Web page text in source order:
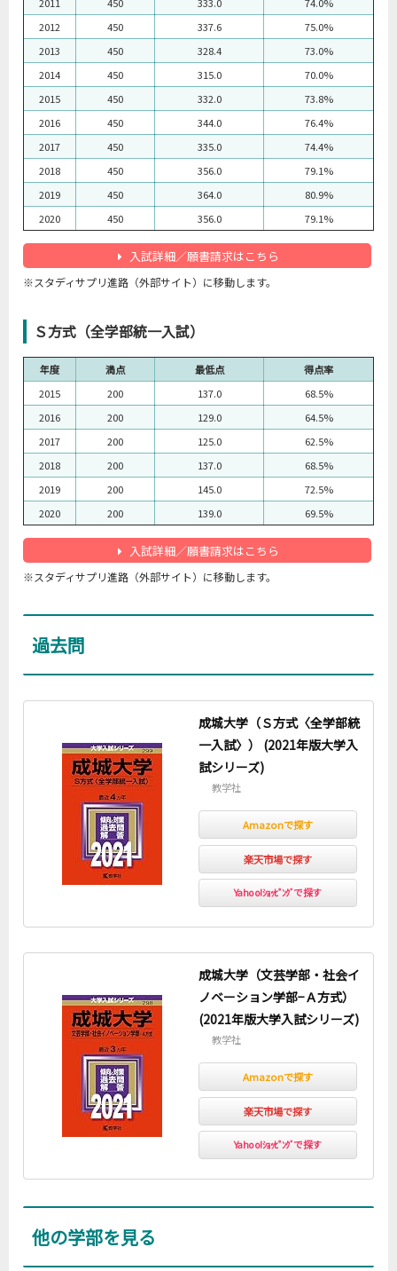
2012
450 337.6
75.0%
2013
450 328.4
73.0%
2014
450 315.0
70.0%
2015
450 332.0
73.8%
2016
450 344.0
76.4%
2017
450 335.0
74.4%
2018
450 356.0
79.1%
2019
450 364.0
80.9%
2020
450 356.0 79.1%
入試詳細／願書請求はこちら
※スタディサプリ進路（外部サイト）に移動します。
Ｓ方式（全学部統一入試）
年度 満点 最低点
得点率
2015
200 137.0
68.5%
2016
200 129.0
64.5%
2017
200 125.0
62.5%
2018
200 137.0
68.5%
2019
200 145.0
72.5%
2020
200 139.0 69.5%
入試詳細／願書請求はこちら
※スタディサプリ進路（外部サイト）に移動します。
過去問
成城大学（Ｓ方式〈全学部統
一入試〉） (2021年版大学入
試シリーズ)
教学社
Amazonで探す
楽天市場で探す
Yahoo!ｼｮｯﾋﾟﾝｸﾞで探す
成城大学（文芸学部・社会イ
ノベーション学部−Ａ方式）
(2021年版大学入試シリーズ)
教学社
Amazonで探す
楽天市場で探す
Yahoo!ｼｮｯﾋﾟﾝｸﾞで探す
他の学部を見る